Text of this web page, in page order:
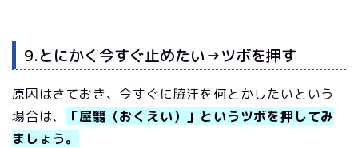
9.とにかく今すぐ止めたい→ツボを押す
原因はさておき、今すぐに脇汗を何とかしたいという
場合は、
「屋翳（おくえい）」というツボを押してみ
ましょう。